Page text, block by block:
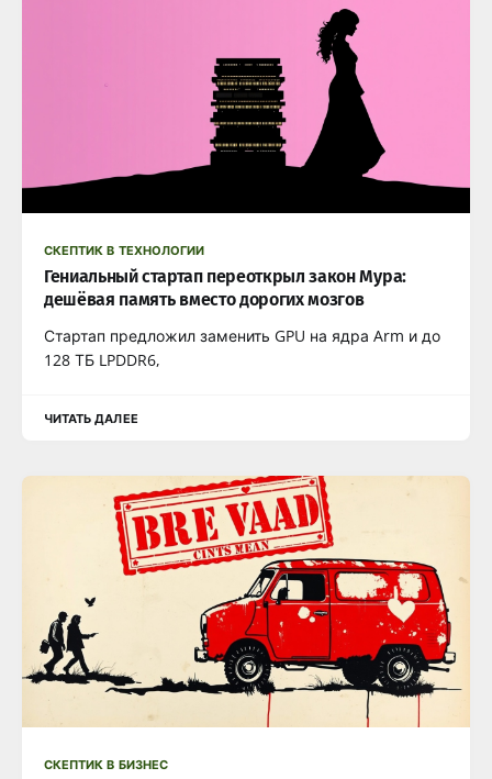
СКЕПТИК В ТЕХНОЛОГИИ
Гениальный стартап переоткрыл закон Мура:
дешёвая память вместо дорогих мозгов
Стартап предложил заменить GPU на ядра Arm и до
128 ТБ LPDDR6,
ЧИТАТЬ ДАЛЕЕ
СКЕПТИК В БИЗНЕС